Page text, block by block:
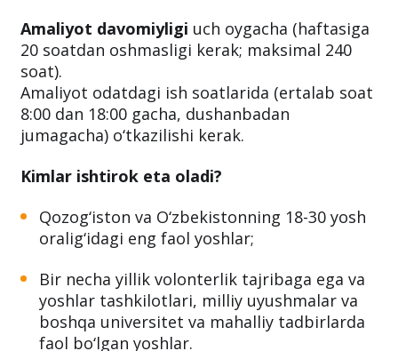
Amaliyot davomiyligi uch oygacha (haftasiga
20 soatdan oshmasligi kerak; maksimal 240
soat).
Amaliyot odatdagi ish soatlarida (ertalab soat
8:00 dan 18:00 gacha, dushanbadan
jumagacha) o‘tkazilishi kerak.
Kimlar ishtirok eta oladi?
Qozog‘iston va O‘zbekistonning 18-30 yosh
oralig‘idagi eng faol yoshlar;
Bir necha yillik volonterlik tajribaga ega va
yoshlar tashkilotlari, milliy uyushmalar va
boshqa universitet va mahalliy tadbirlarda
faol bo‘lgan yoshlar.